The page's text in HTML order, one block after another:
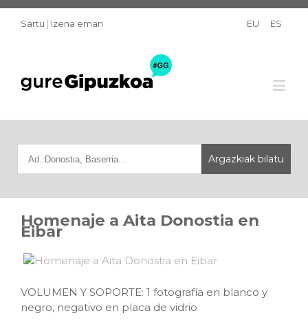
Sartu | Izena eman EU ES
Homenaje a Aita Donostia en
Eibar
VOLUMEN Y SOPORTE: 1 fotografía en blanco y
negro, negativo en placa de vidrio